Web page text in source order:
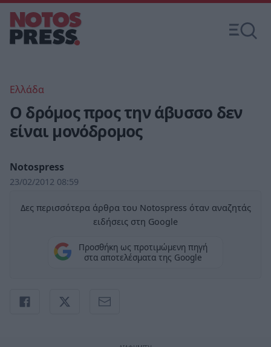
Ελλάδα
Ο δρόμος προς την άβυσσο δεν
είναι μονόδρομος
Notospress
23/02/2012 08:59
Δες περισσότερα άρθρα του Notospress όταν αναζητάς
ειδήσεις στη Google
Προσθήκη ως προτιμώμενη πηγή
στα αποτελέσματα της Google